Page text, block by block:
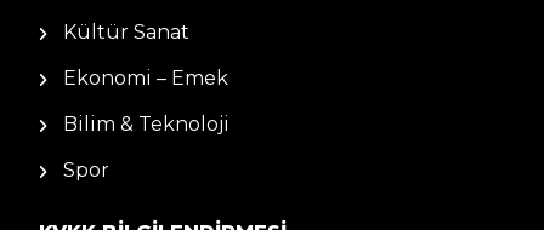
Kültür Sanat
Ekonomi – Emek
Bilim & Teknoloji
Spor